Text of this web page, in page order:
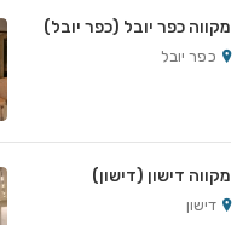
מקווה כפר יובל (כפר יובל)
כפר יובל
מקווה דישון (דישון)
דישון